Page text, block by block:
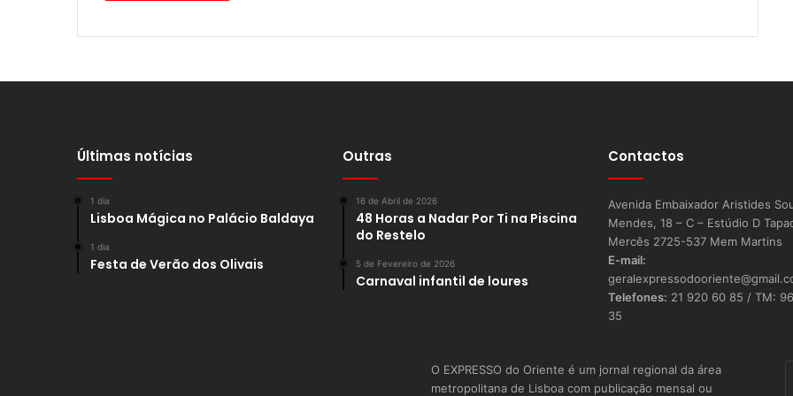
Últimas notícias
1 dia
Lisboa Mágica no Palácio Baldaya
1 dia
Festa de Verão dos Olivais
Outras
16 de Abril de 2026
48 Horas a Nadar Por Ti na Piscina
do Restelo
5 de Fevereiro de 2026
Carnaval infantil de loures
Contactos
Avenida Embaixador Aristides
Mendes, 18 – C – Estúdio D
Mercês 2725-537 Mem Martins
E-mail:
Telefones: 21 920 60 85 / TM:
35
O EXPRESSO do Oriente é um jornal regional da área
metropolitana de Lisboa com publicação mensal ou